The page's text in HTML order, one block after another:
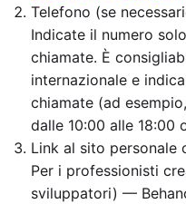
Telefono (se
Indicate il numero
chiamate. È
internazionale e
chiamate (ad
dalle 10:00 alle 18:00
Link al sito personale
Per i professionisti
sviluppatori) —